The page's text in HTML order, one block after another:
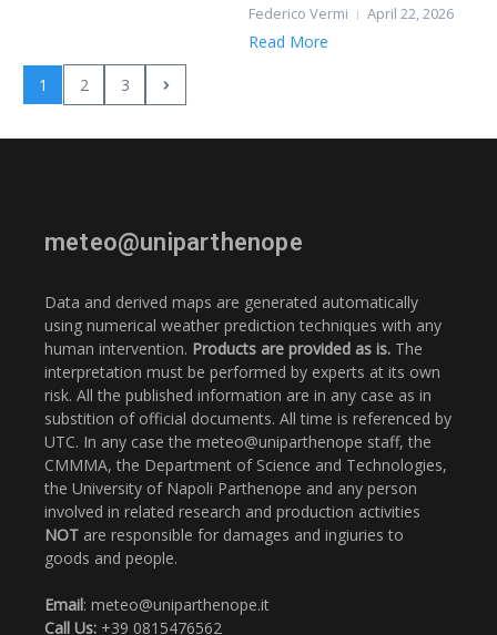
Federico Vermi April 22, 2026
Read More
1 2 3
meteo@uniparthenope
Data and derived maps are generated automatically
using numerical weather prediction techniques with any
human intervention. Products are provided as is. The
interpretation must be performed by experts at its own
risk. All the published information are in any case as in
substition of official documents. All time is referenced by
UTC. In any case the meteo@uniparthenope staff, the
CMMMA, the Department of Science and Technologies,
the University of Napoli Parthenope and any person
involved in related research and production activities
NOT are responsible for damages and ingiuries to
goods and people.
Email: meteo@uniparthenope.it
Call Us: +39 0815476562